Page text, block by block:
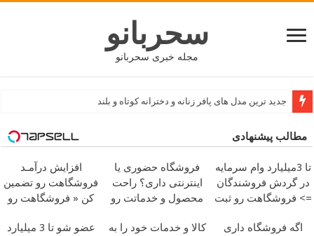
سحربانو
مجله خبری سحربانو
جدید ترین مدل های پافر زنانه و دخترانه کوتاه و بلند
مطالب پیشنهادی
تا 3میلیارد وام سرمایه
در گردش فروشندگان
=> فروشگاهت رو ثبت
فروشگاه حضوری یا
اینترنتی داری؟ راحت
محصول و خدماتت رو
افزایش درآمـد
فروشگاهت رو تضمین
کن « فروشگاهت رو
اگه فروشگاه داری
کالا و خدمات خود را به
عضو شو تا 3 میلیارد